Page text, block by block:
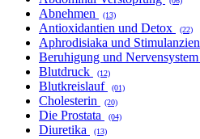
Abnehmen (13)
Antioxidantien und Detox (22)
Aphrodisiaka und Stimulanzien
Beruhigung und Nervensystem
Blutdruck (12)
Blutkreislauf (01)
Cholesterin (20)
Die Prostata (04)
Diuretika (13)